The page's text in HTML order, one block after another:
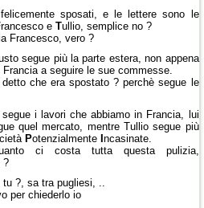
sposati, e le lettere sono le
rancesco eTullio, semplice no ?
Francesco, vero ?
segue più la parte estera, non appena
a seguire le sue commesse.
che era spostato ? perchè segue le
i lavori che abbiamo in Francia, lui
quel mercato, mentre Tullio segue più
Potenzialmente Incasinate.
ci costa tutta questa pulizia,
?
tu ?, sa tra pugliesi, ..
per chiederlo io